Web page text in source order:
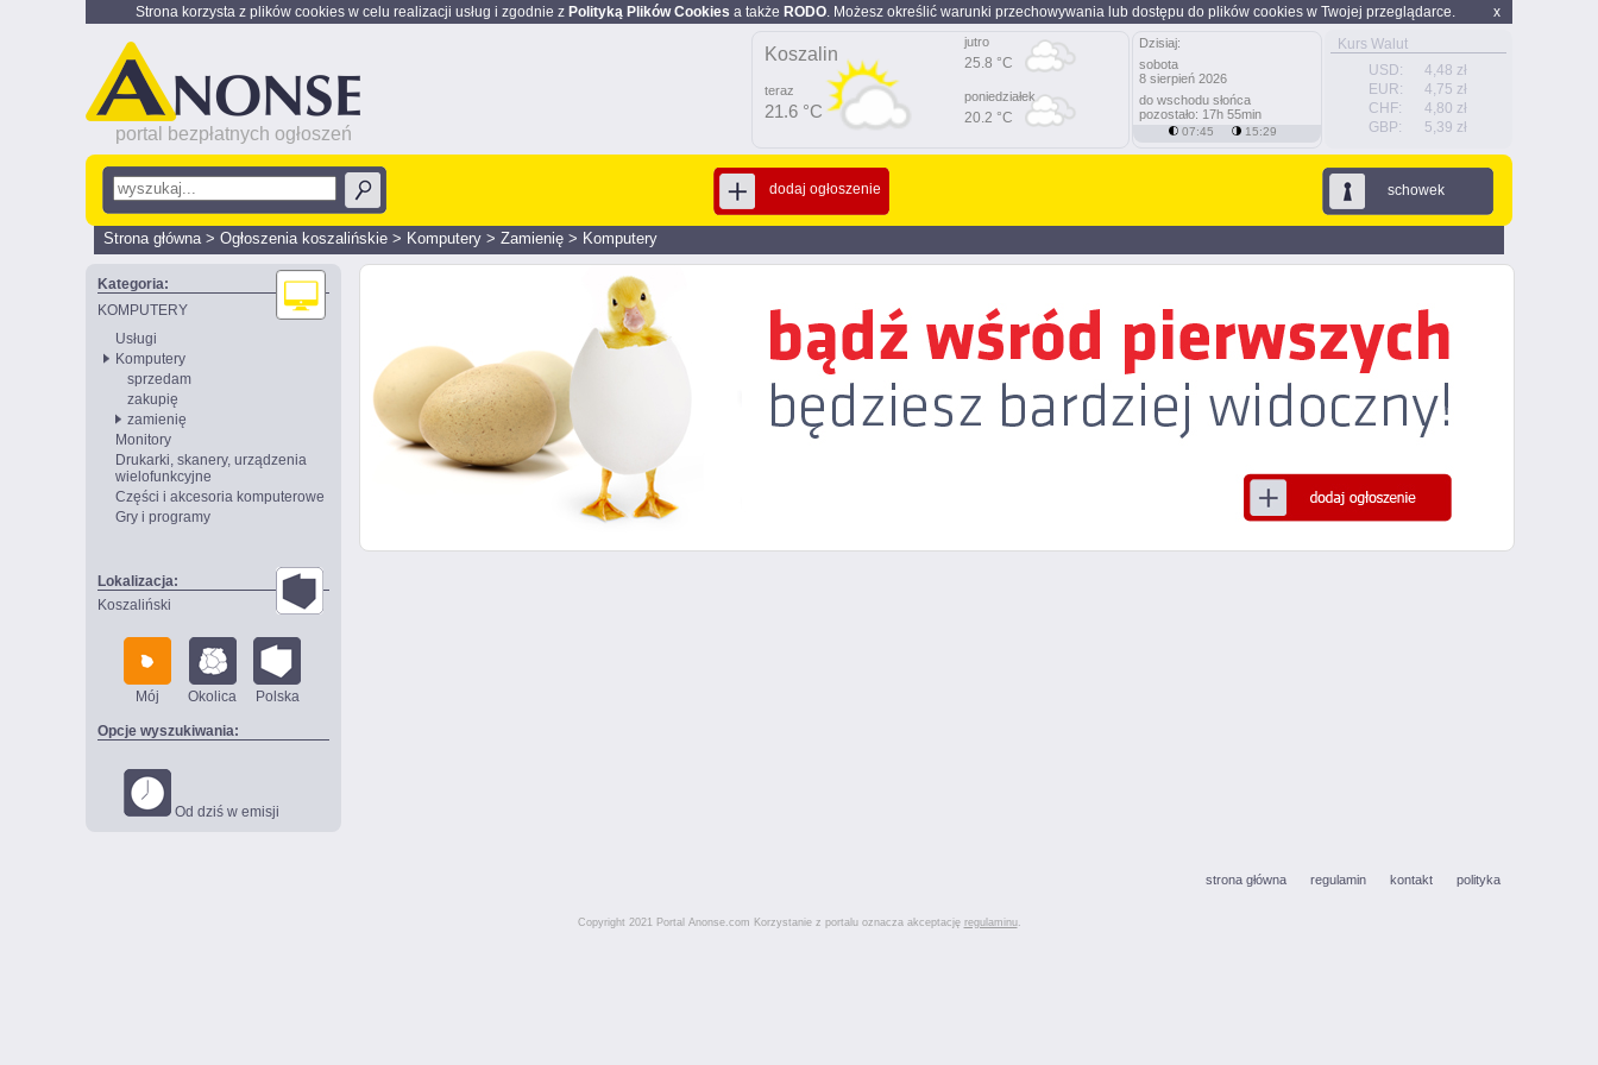
x
Strona korzysta z plików cookies w celu realizacji usług i zgodnie z Polityką Plików Cookies a także RODO. Możesz określić warunki przechowywania lub dostępu do plików cookies w Twojej przeglądarce.
portal bezpłatnych ogłoszeń
Kurs Walut
USD:
4,48 zł
EUR:
4,75 zł
CHF:
4,80 zł
GBP:
5,39 zł
Koszalin
teraz
21.6 °C
jutro
25.8 °C
poniedziałek
20.2 °C
Dzisiaj:
sobota
8 sierpień 2026
do wschodu słońca
pozostało: 17h 55min
07:45 15:29
schowek
dodaj ogłoszenie
Strona główna> Ogłoszenia koszalińskie > Komputery > Zamienię > Komputery
Kategoria:
KOMPUTERY
Usługi
Komputery
sprzedam
zakupię
zamienię
Monitory
Drukarki, skanery, urządzenia
wielofunkcyjne
Części i akcesoria komputerowe
Gry i programy
Lokalizacja:
Koszaliński
Mój Okolica Polska
Opcje wyszukiwania:
Od dziś w emisji
strona główna regulamin kontakt polityka
Copyright 2021 Portal Anonse.com Korzystanie z portalu oznacza akceptację regulaminu.